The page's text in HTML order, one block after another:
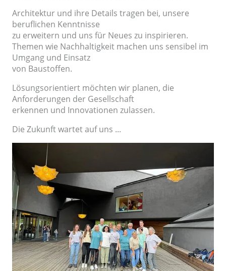
Architektur und ihre Details tragen bei, unsere
beruflichen Kenntnisse
zu erweitern und uns für Neues zu inspirieren.
Themen wie Nachhaltigkeit machen uns sensibel im
Umgang und Einsatz
von Baustoffen.
Lösungsorientiert möchten wir planen, die
Anforderungen der Gesellschaft
erkennen und Innovationen zulassen.
Die Zukunft wartet auf uns ...